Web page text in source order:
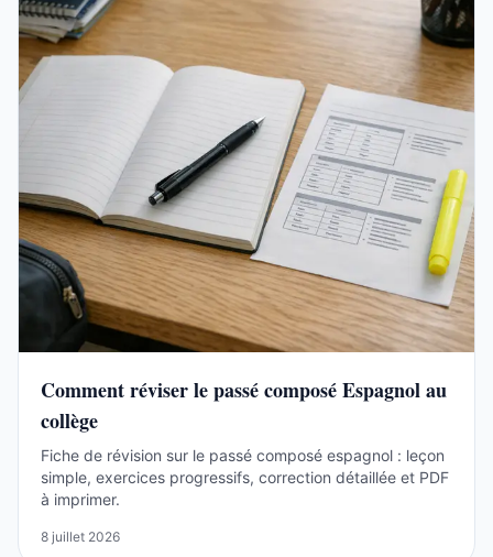
Comment réviser le passé composé Espagnol au
collège
Fiche de révision sur le passé composé espagnol : leçon
simple, exercices progressifs, correction détaillée et PDF
à imprimer.
8 juillet 2026